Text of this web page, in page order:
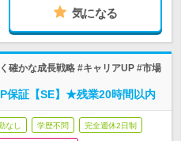
気になる
確かな成長戦略 #キャリアUP #市場
保証【SE】★残業20時間以内
なし 学歴不問 完全週休2日制